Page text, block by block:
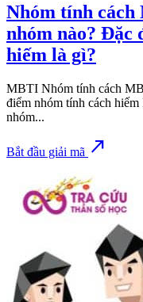
Nhóm tính
nhóm nào? Đặc
hiếm là gì?
MBTI Nhóm tính cách
điểm nhóm tính cách
nhóm...
Bắt đầu giải mã north_east